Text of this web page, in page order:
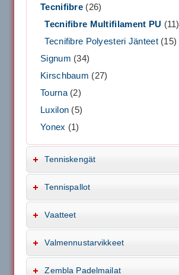
Tecnifibre (26)
Tecnifibre Multifilament PU (11)
Tecnifibre Polyesteri Jänteet(15)
Signum (34)
Kirschbaum (27)
Tourna(2)
Luxilon (5)
Yonex (1)
Tenniskengät
Tennispallot
Vaatteet
Valmennustarvikkeet
Zembla Padelmailat